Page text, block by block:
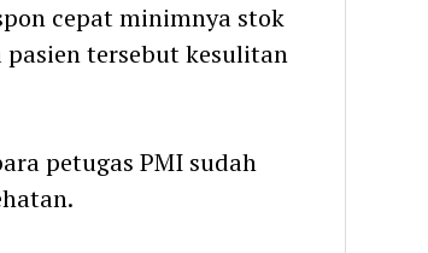
cepat minimnya stok
tersebut kesulitan
petugas PMI sudah